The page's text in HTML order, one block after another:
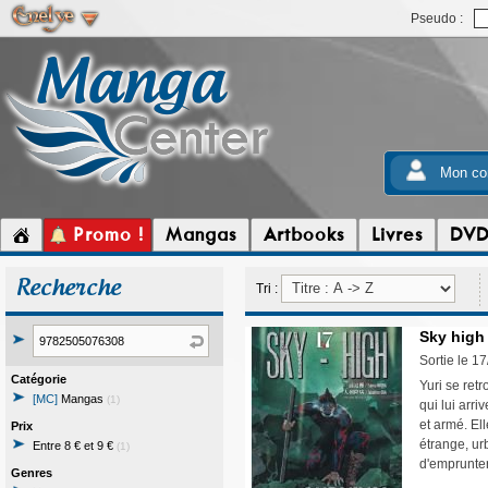
Pseudo :
Mon
Promo ! Mangas Artbooks Livres DVD
Recherche
Catégorie
[MC] Mangas (1)
Prix
Entre 8 € et 9 € (1)
Genres
Tri :
Sky high
Sortie le
Yuri se
qui lui
et armé.
étrange,